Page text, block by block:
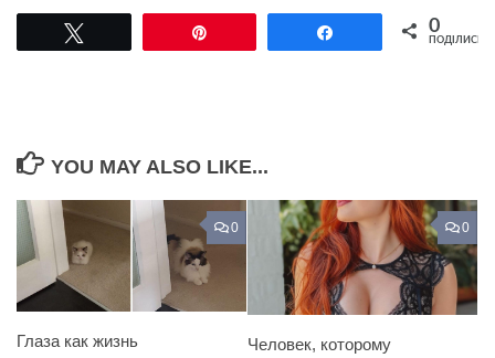
Поділитися0
ПОДІЛИСЬ
YOU MAY ALSO LIKE...
0
Глаза как жизнь
0
Человек, которому